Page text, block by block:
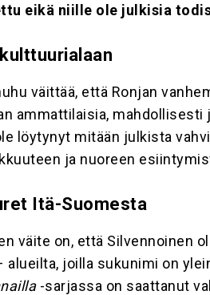
eikä niille ole julkisia
väittää, että Ronjan
ammattilaisia, mahdollisesti
löytynyt mitään julkista
ja nuoreen
Itä-Suomesta
väite on, että Silvennoinen
alueilta, joilla sukunimi on
-sarjassa on saattanut